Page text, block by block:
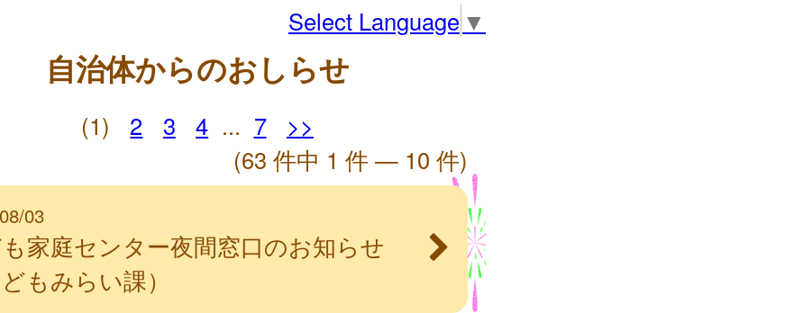
Select Language ▼
自治体からのおしらせ
(1) 2 3 4 ... 7
>>
(63 件中 1 件 — 10 件)
03
家庭センター夜間窓口のお知らせ
どもみらい課）